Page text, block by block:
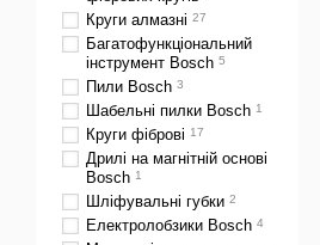
Круги алмазні 27
Багатофункціональний
інструмент Bosch 5
Пили Bosch 3
Шабельні пилки Bosch 1
Круги фіброві 17
Дрилі на магнітній основі
Bosch 1
Шліфувальні губки 2
Електролобзики Bosch 4